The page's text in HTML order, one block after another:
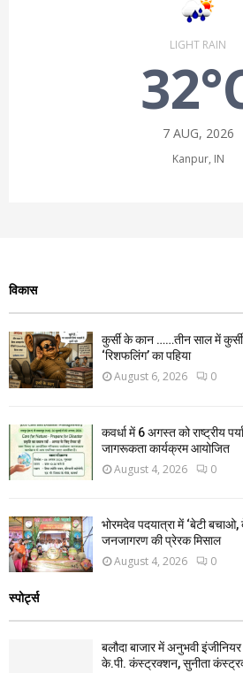
LIGHT RAIN
7 AUG, 2026
Kanpur, IN
विकास
कुर्सी के कान ……तीन साल में
‘रिशफलिंग’ का पहिया
August 6, 2026 0
कवर्धा में 6 अगस्त को राष्ट्रीय
जागरूकता कार्यक्रम आयोजित
August 4, 2026 0
भोरमदेव पदयात्रा में ‘बेटी
जनजागरण की प्रेरक मिसाल
August 4, 2026 0
स्पोर्ट्स
बलौदा बाजार में अनुभवी
के.पी. कंस्ट्रक्शन, सुनीता